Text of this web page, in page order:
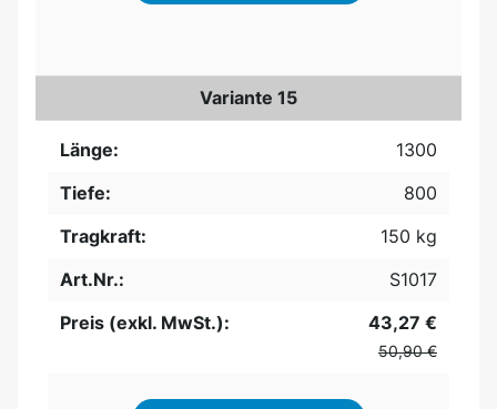
Variante 15
Länge:
1300
Tiefe:
800
Tragkraft:
150 kg
Art.Nr.:
S1017
Preis (exkl. MwSt.):
43,27 €
50,90 €